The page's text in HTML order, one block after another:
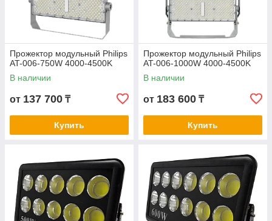
Прожектор модульный Philips
AT-006-750W 4000-4500K
В наличии
от 137 700 ₸
Купить
Прожектор модульный Philips
AT-006-1000W 4000-4500K
В наличии
от 183 600 ₸
Купить